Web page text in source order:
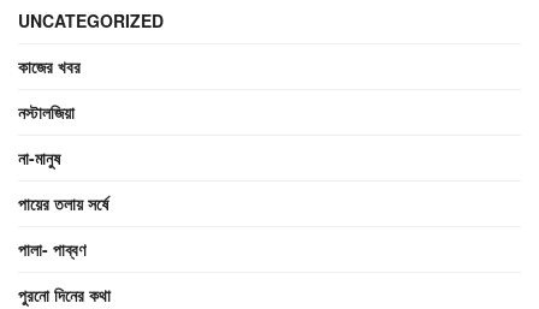
UNCATEGORIZED
কাজের খবর
নস্টালজিয়া
না-মানুষ
পায়ের তলায় সর্ষে
পালা- পাব্বণ
পুরনো দিনের কথা